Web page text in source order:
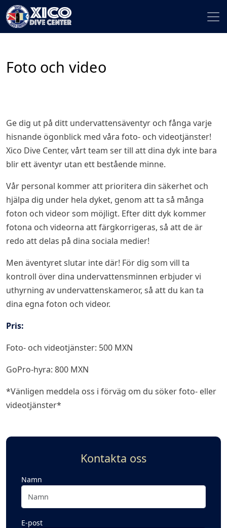
Foto och video
Ge dig ut på ditt undervattensäventyr och fånga varje
hisnande ögonblick med våra foto- och videotjänster!
Xico Dive Center, vårt team ser till att dina dyk inte bara
blir ett äventyr utan ett bestående minne.
Vår personal kommer att prioritera din säkerhet och
hjälpa dig under hela dyket, genom att ta så många
foton och videor som möjligt. Efter ditt dyk kommer
fotona och videorna att färgkorrigeras, så att de är
redo att delas på dina sociala medier!
Men äventyret slutar inte där! För dig som vill ta
kontroll över dina undervattensminnen erbjuder vi
uthyrning av undervattenskameror, så att du kan ta
dina egna foton och videor.
Pris:
Foto- och videotjänster: 500 MXN
GoPro-hyra: 800 MXN
*Vänligen meddela oss i förväg om du söker foto- eller
videotjänster*
Kontakta oss
Namn
E-post